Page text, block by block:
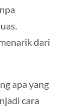
dari
apa yang
cara